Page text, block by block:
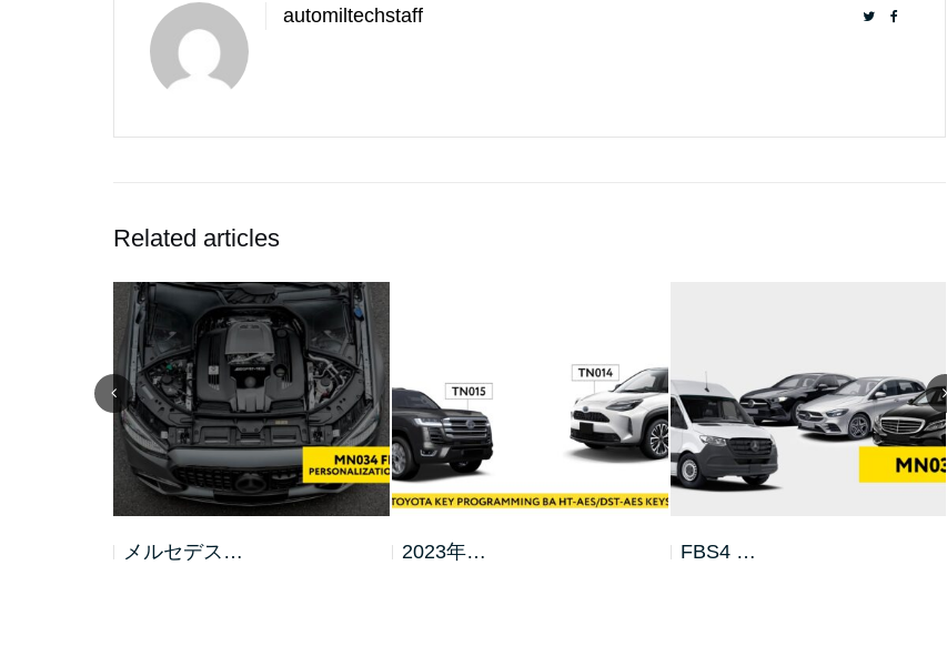
automiltechstaff
Related articles
2023年… FBS4 … MN032…